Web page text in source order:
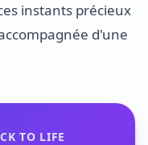
instants précieux
d'une
TO LIFE